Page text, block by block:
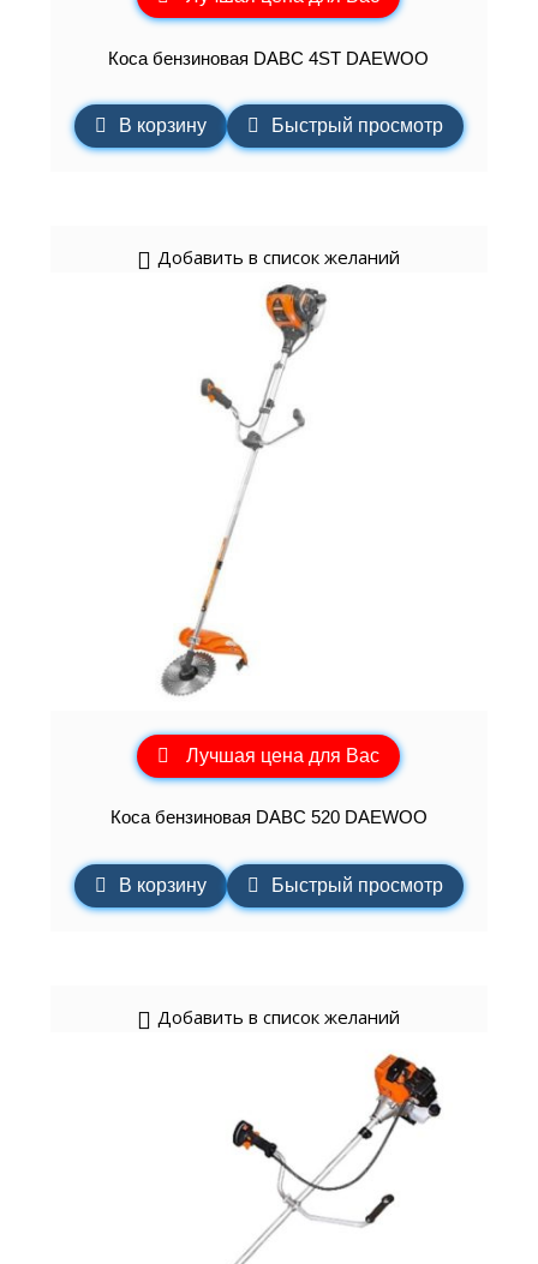
Коса бензиновая DABC 4ST DAEWOO
В корзину Быстрый просмотр
Добавить в список желаний
Лучшая цена для Вас
Коса бензиновая DABC 520 DAEWOO
В корзину Быстрый просмотр
Добавить в список желаний